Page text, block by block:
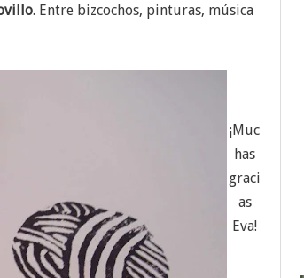
. Entre bizcochos, pinturas, música
¡Muc
has
graci
as
Eva!